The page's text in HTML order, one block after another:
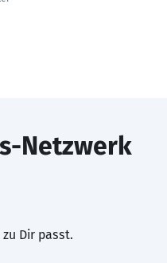
Netzwerk
Dir passt.